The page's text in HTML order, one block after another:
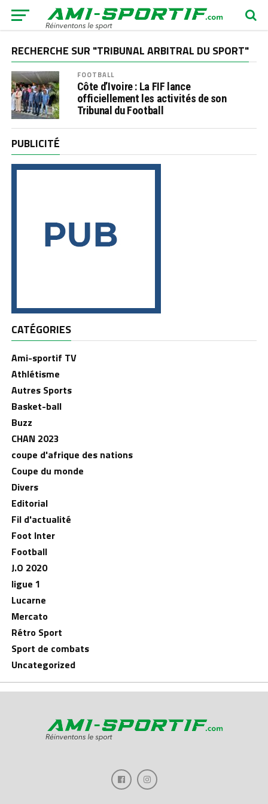
RECHERCHE SUR "TRIBUNAL ARBITRAL DU SPORT"
FOOTBALL
Côte d’Ivoire : La FIF lance
officiellement les activités de son
Tribunal du Football
PUBLICITÉ
CATÉGORIES
Ami-sportif TV
Athlétisme
Autres Sports
Basket-ball
Buzz
CHAN 2023
coupe d'afrique des nations
Coupe du monde
Divers
Editorial
Fil d'actualité
Foot Inter
Football
J.O 2020
ligue 1
Lucarne
Mercato
Rétro Sport
Sport de combats
Uncategorized